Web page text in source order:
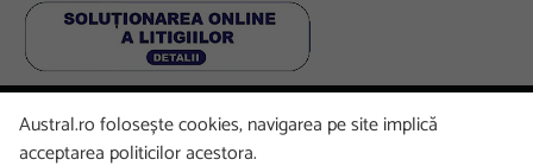
FacebookLinkedInInstagramYoutube
Austral.ro folosește cookies, navigarea pe site implică
acceptarea politicilor acestora.